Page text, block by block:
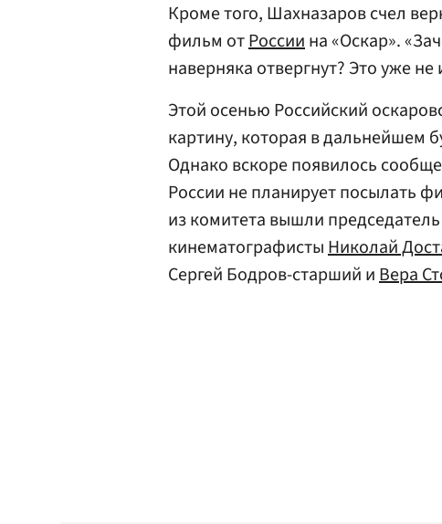
Кроме того, Шахназаров счел
фильм отРоссиина «Оскар».
наверняка отвергнут? Это уже
Этой осенью Российский
картину, которая в дальнейшем
Однако вскоре появилось
России не планирует посылать
из комитета вышли председатель
кинематографистыНиколай
Сергей Бодров-старший иВера